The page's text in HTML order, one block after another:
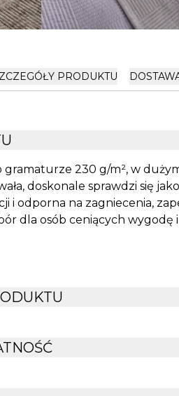
PRODUKTU
230 g/m², w
doskonale sprawdzi się
i odporna na zagniecenia,
dla osób ceniących wygodę